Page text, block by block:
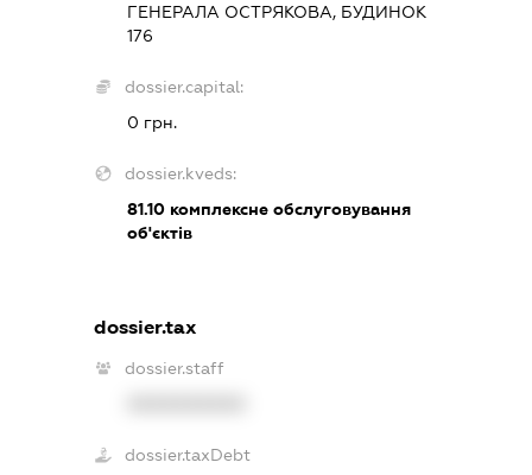
ГЕНЕРАЛА ОСТРЯКОВА, БУДИНОК
176
dossier.capital:
0 грн.
dossier.kveds:
81.10 комплексне обслуговування
об'єктів
dossier.tax
dossier.staff
dossier.taxDebt